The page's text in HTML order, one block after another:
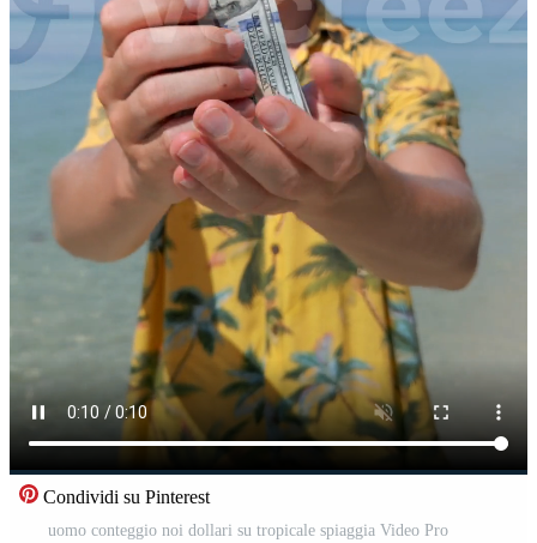
Condividi su Pinterest
uomo conteggio noi dollari su tropicale spiaggia Video Pro